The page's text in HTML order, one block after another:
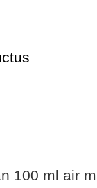
100 ml air